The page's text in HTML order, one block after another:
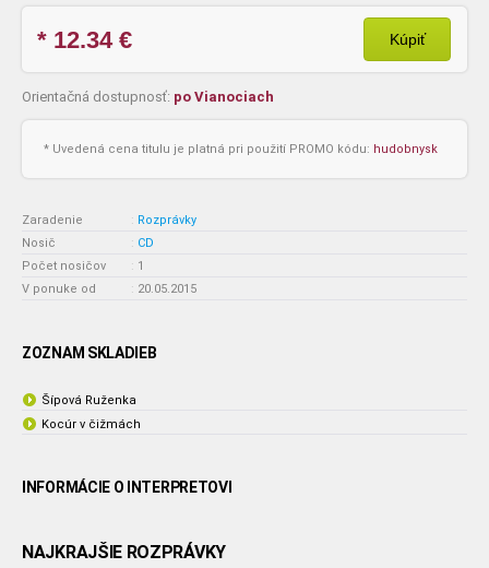
* 12.34€ Kúpiť
Orientačná dostupnosť: po Vianociach
* Uvedená cena titulu je platná pri použití PROMO kódu: hudobnysk
Zaradenie : Rozprávky
Nosič
: CD
Počet nosičov
: 1
V ponuke od
: 20.05.2015
ZOZNAM SKLADIEB
Šípová Ruženka
Kocúr v čižmách
INFORMÁCIE O INTERPRETOVI
NAJKRAJŠIE ROZPRÁVKY